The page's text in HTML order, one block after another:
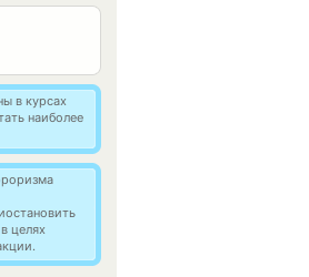
в курсах
наиболее
целях